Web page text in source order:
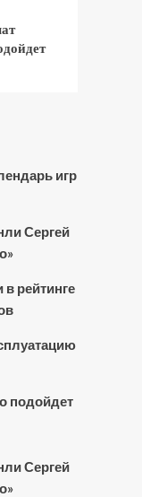
игр
Сергей
рейтинге
подойдет
Сергей